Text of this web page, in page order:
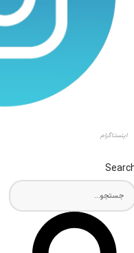
اینستاگرام